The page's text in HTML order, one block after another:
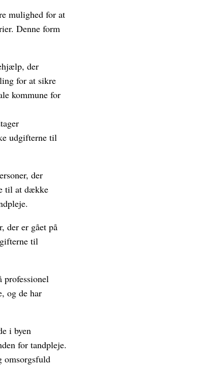
mulighed for at
Denne form
der
for at sikre
kommune for
udgifterne til
der
til at dække
der er gået på
til
professionel
og de har
i byen
for tandpleje.
omsorgsfuld